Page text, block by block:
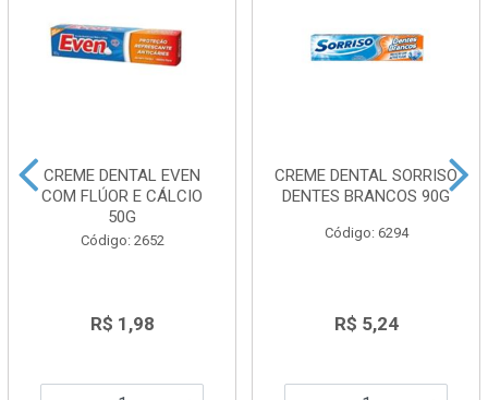
CREME DENTAL EVEN
COM FLÚOR E CÁLCIO
50G
Código: 2652
R$ 1,98
CREME DENTAL SORRISO
DENTES BRANCOS 90G
Código: 6294
R$ 5,24